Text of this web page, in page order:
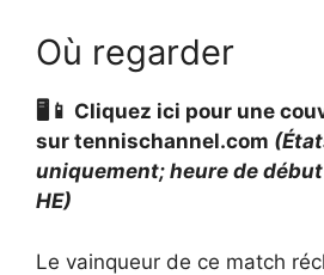
Où regarder
🖥️📱 Cliquez ici pour une
sur tennischannel.com
uniquement; heure de
HE)
Le vainqueur de ce match